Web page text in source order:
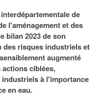
de
l'aménagement et des
bilan 2023 de son
des risques industriels et
augmenté
ciblées,
à l'importance
en eau.